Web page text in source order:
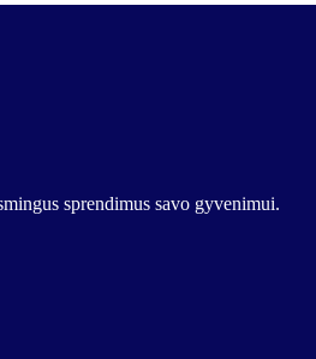
sprendimus savo gyvenimui.